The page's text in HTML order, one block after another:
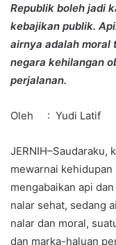
Republik boleh jadi
kebajikan publik.
airnya adalah moral
negara kehilangan
perjalanan.
Oleh : Yudi Latif
JERNIH–Saudaraku,
mewarnai
mengabaikan api
nalar sehat, sedang
nalar dan moral,
dan marka-haluan